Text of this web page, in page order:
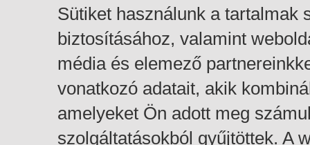
Sütiket használunk a tartalmak
biztosításához, valamint
média és elemező
vonatkozó adatait, akik
amelyeket Ön adott meg
szolgáltatásokból gyűjtöttek. A